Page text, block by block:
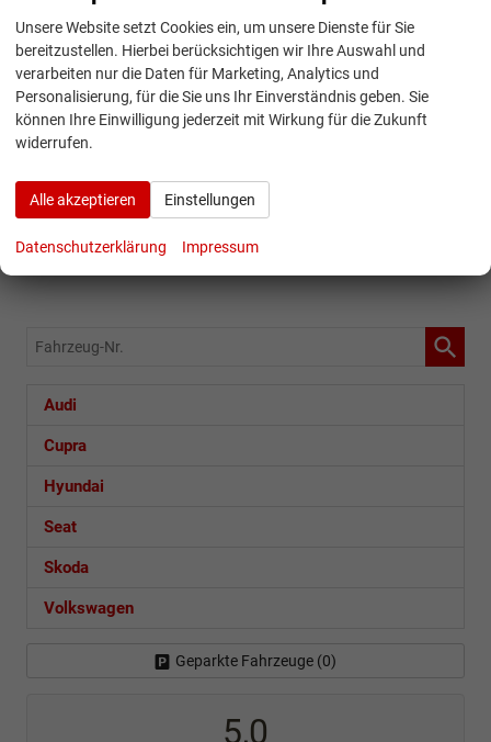
kaufen
kaufen
und
bestellen
oder
sofort
kaufen
und
bestellen
oder
sofort
Skoda(74)Reimport
EU
konfigurieren
und
bestellen
oder
Volkswagen (65) Reimport
EU
oder
verfügbare
Fahrzeug-
Audi
Cupra
Hyundai
Seat
Skoda
Volkswagen
Geparkte Fahrzeuge (0)
5,0
Unsere Website setzt Cookies ein, um unsere Dienste für Sie
bereitzustellen. Hierbei berücksichtigen wir Ihre Auswahl und
verarbeiten nur die Daten für Marketing, Analytics und
Personalisierung, für die Sie uns Ihr Einverständnis geben. Sie
können Ihre Einwilligung jederzeit mit Wirkung für die Zukunft
widerrufen.
Alle akzeptieren Einstellungen
Datenschutzerklärung Impressum